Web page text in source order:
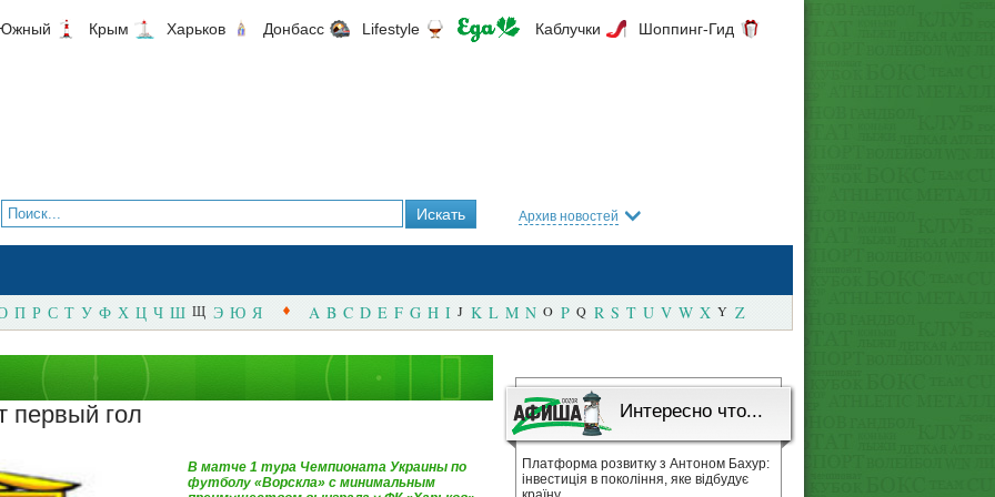
Крым Харьков Донбасс Lifestyle Каблучки Шоппинг-Гид
Архив новостей
П Р С Т У Ф Х Ц Ч Ш Щ Э Ю Я A B C D E F G H I J K L M N O P Q R S T U V W X Y Z
первый гол
В матче 1 тура Чемпионата Украины по
футболу «Ворскла» с минимальным
Интересно что...
Платформа розвитку з Антоном Бахур:
інвестиція в покоління, яке відбудує